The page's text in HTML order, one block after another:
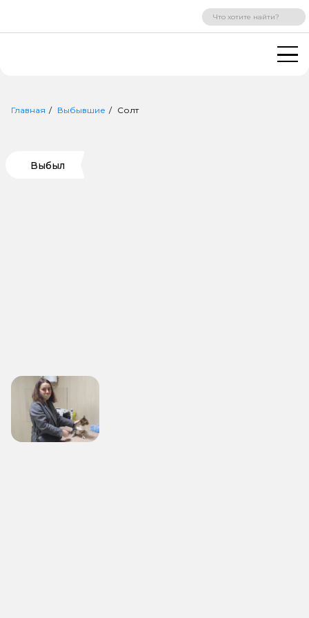
ВХОД РЕГИСТРАЦИЯ
Главная Выбывшие Солт
Выбыл